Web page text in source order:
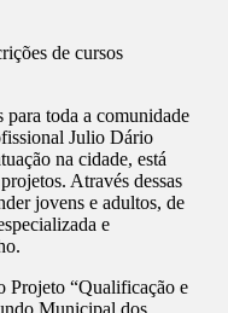
para toda a comunidade
Julio Dário
na cidade, está
Através dessas
jovens e adultos, de
e
Projeto “Qualificação e